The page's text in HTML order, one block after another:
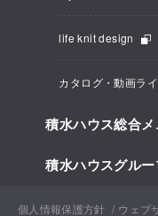
life knit design
カタログ・動画ラ
積水ハウス総合
積水ハウスグル
個人情報保護方針
ウェブ